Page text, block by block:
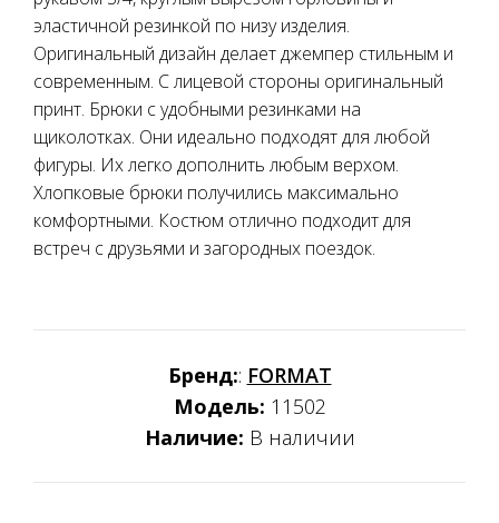
эластичной резинкой по низу изделия.
Оригинальный дизайн делает джемпер стильным и
современным. С лицевой стороны оригинальный
принт. Брюки с удобными резинками на
щиколотках. Они идеально подходят для любой
фигуры. Их легко дополнить любым верхом.
Хлопковые брюки получились максимально
комфортными. Костюм отлично подходит для
встреч с друзьями и загородных поездок.
Бренд:: FORMAT
Модель: 11502
Наличие: В наличии